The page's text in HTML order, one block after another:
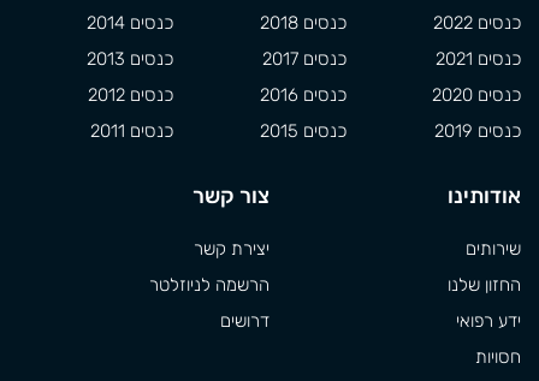
כנסים 2022
כנסים 2021
כנסים 2020
כנסים 2019
כנסים 2018
כנסים 2017
כנסים 2016
כנסים 2015
כנסים 2014
כנסים 2013
כנסים 2012
כנסים 2011
אודותינו
שירותים
החזון שלנו
ידע רפואי
חסויות
צור קשר
יצירת קשר
הרשמה לניוזלטר
דרושים